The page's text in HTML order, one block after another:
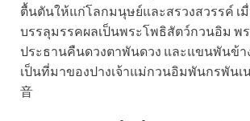
ตื้นตันให้แก่โลกมนุษย์และสรวงสวรรค์ เ
บรรลุมรรคผลเป็นพระโพธิสัตว์กวนอิม พ
ประธานคืนดวงตาพันดวง และแขนพันข้า
เป็นที่มาของปางเจ้าแม่กวนอิมพันกรพันเ
音